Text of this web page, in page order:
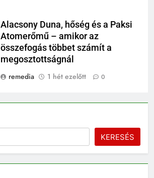
Alacsony Duna, hőség és a Paksi
Atomerőmű – amikor az
összefogás többet számít a
megosztottságnál
remedia
1 hét ezelőtt 0
KERESÉS